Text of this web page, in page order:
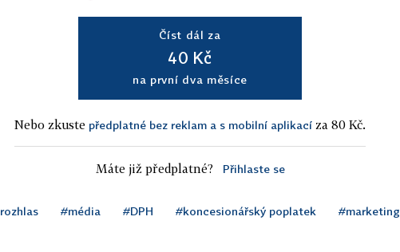
Číst dál za
40 Kč
na první dva měsíce
Nebo zkuste předplatné bez reklam a s mobilní aplikací za 80 Kč.
Máte již předplatné? Přihlaste se
#média #DPH #koncesionářský poplatek #marketing